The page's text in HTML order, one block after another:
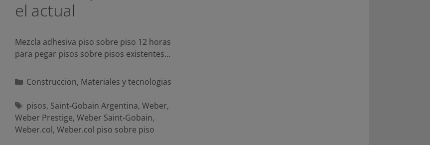
el actual
Mezcla adhesiva piso sobre piso 12 horas
para pegar pisos sobre pisos existentes…
Categorías
Construccion, Materiales y tecnologias
Etiquetas
pisos, Saint-Gobain Argentina, Weber,
Weber Prestige, Weber Saint-Gobain,
Weber.col, Weber.col piso sobre piso